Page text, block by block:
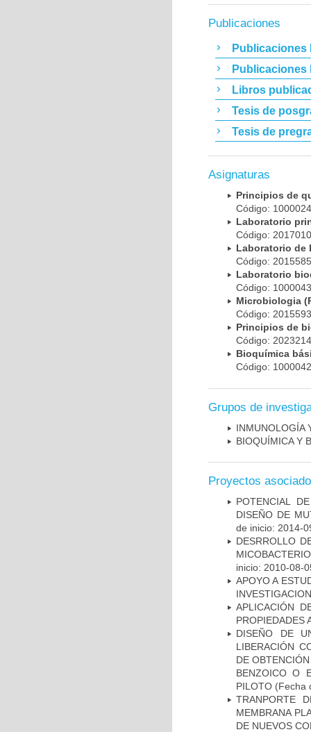
Publicaciones
Publicaciones
Publicaciones
Libros
Tesis de
Tesis de
Asignaturas
Principios de
Código:
Laboratorio
Código:
Laboratorio de
Código:
Laboratorio
Código:
Microbiologia
Código:
Principios de
Código:
Bioquímica
Código:
Grupos de
INMUNOLOGÍA
BIOQUÍMICA Y
Proyectos
POTENCIAL
DISEÑO DE
de inicio: 2014-
DESRROLLO
inicio: 2010-08-
APOYO A
APLICACIÓN
PROPIEDADES
DISEÑO DE
LIBERACIÓN
DE
BENZOICO O
PILOTO (Fecha
TRANPORTE
MEMBRANA
DE NUEVOS